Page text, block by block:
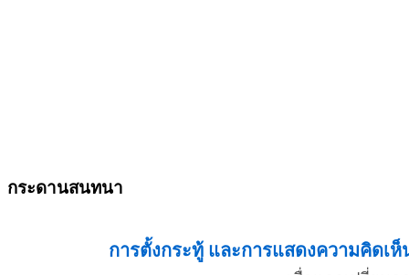
กระดานสนทนา
การตั้งกระทู้ และการแสดงความคิด